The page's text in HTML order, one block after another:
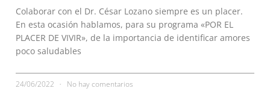
Colaborar con el Dr. César Lozano siempre es un placer.
En esta ocasión hablamos, para su programa «POR EL
PLACER DE VIVIR», de la importancia de identificar amores
poco saludables
24/06/2022 No hay comentarios